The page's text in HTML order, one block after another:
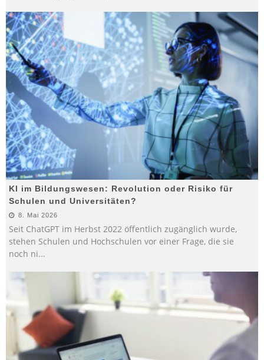
KI im Bildungswesen: Revolution oder Risiko für
Schulen und Universitäten?
8. Mai 2026
Seit ChatGPT im Herbst 2022 öffentlich zugänglich wurde,
stehen Schulen und Hochschulen vor einer Frage, die sie
noch ni...